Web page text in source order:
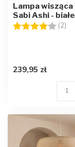
Lampa wisząca
Sabi Ashi - białe
Ocena:
(2)
239,95 zł